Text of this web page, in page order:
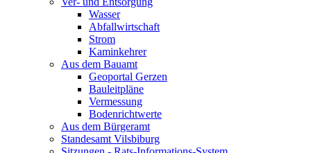
Wasser
Abfallwirtschaft
Strom
Kaminkehrer
Aus dem Bauamt
Geoportal Gerzen
Bauleitpläne
Vermessung
Bodenrichtwerte
Aus dem Bürgeramt
Standesamt Vilsbiburg